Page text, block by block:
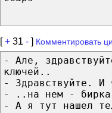
[+ 31 - ] Комментировать
- Але,
ключей..
- Здравствуйте. И
- ..на нем - бирка
- А я тут нашел